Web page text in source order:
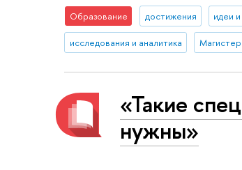
Образование достижения идеи
исследования и аналитика
«Такие
нужны»